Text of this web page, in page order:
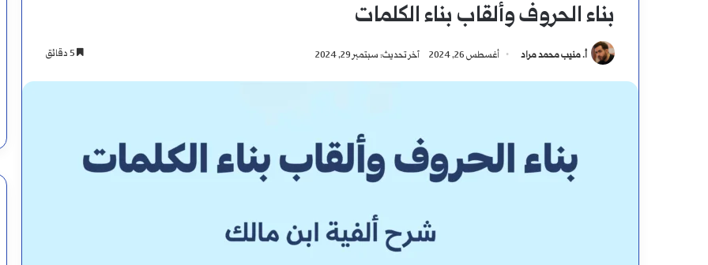
بناء الحروف وألقاب بناء الكلمات
أ. منيب محمد مراد أغسطس 26, 2024 آخر تحديث: سبتمبر 29, 2024